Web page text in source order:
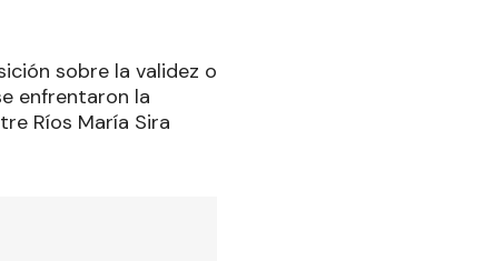
sobre la validez o
enfrentaron la
Ríos María Sira